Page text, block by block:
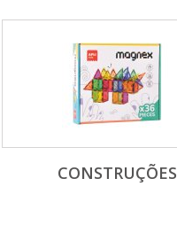
CONSTRUÇÕES